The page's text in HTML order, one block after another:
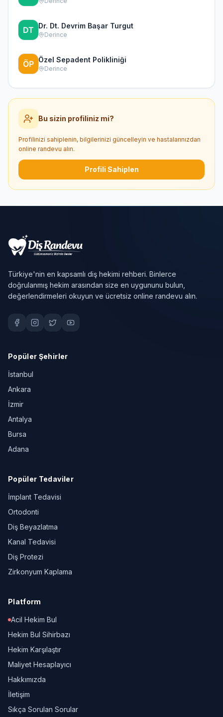
Dr. Dt. Devrim Başar Turgut
Derince
Özel Sepadent Polikliniği
Derince
Bu sizin profiliniz mi?
Profilinizi sahiplenin, bilgilerinizi güncelleyin ve hastalarınızdan
online randevu alın.
Profili Sahiplen
Türkiye'nin en kapsamlı diş hekimi rehberi. Binlerce
doğrulanmış hekim arasından size en uygununu bulun,
değerlendirmeleri okuyun ve ücretsiz online randevu alın.
Popüler Şehirler
İstanbul
Ankara
İzmir
Antalya
Bursa
Adana
Popüler Tedaviler
İmplant Tedavisi
Ortodonti
Diş Beyazlatma
Kanal Tedavisi
Diş Protezi
Zirkonyum Kaplama
Platform
Acil Hekim Bul
Hekim Bul Sihirbazı
Hekim Karşılaştır
Maliyet Hesaplayıcı
Hakkımızda
İletişim
Sıkça Sorulan Sorular